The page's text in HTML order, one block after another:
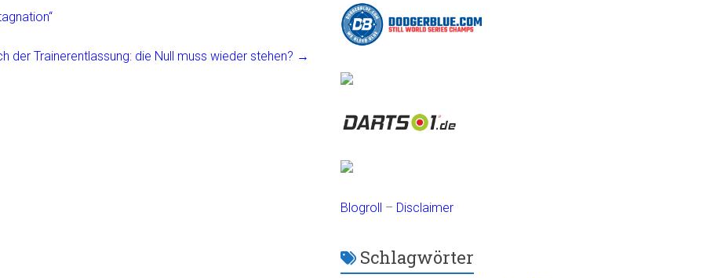
der Trainerentlassung: die Null muss wieder stehen? →
Blogroll – Disclaimer
Schlagwörter